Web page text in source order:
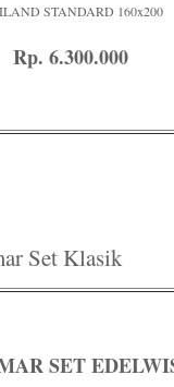
STANDARD 160x200
Rp. 6.300.000
Set Klasik
SET